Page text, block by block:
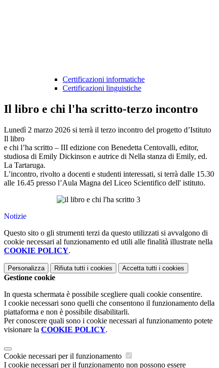
Certificazioni informatiche
Certificazioni linguistiche
Il libro e chi l'ha scritto-terzo incontro
Lunedì 2 marzo 2026 si terrà il terzo incontro del progetto d’Istituto
Il libro
e chi l’ha scritto – III edizione con Benedetta Centovalli, editor,
studiosa di Emily Dickinson e autrice di Nella stanza di Emily, ed.
La Tartaruga.
L’incontro, rivolto a docenti e studenti interessati, si terrà dalle 15.30
alle 16.45 presso l’Aula Magna del Liceo Scientifico dell' istituto.
Notizie
Questo sito o gli strumenti terzi da questo utilizzati si avvalgono di
cookie necessari al funzionamento ed utili alle finalità illustrate nella
COOKIE POLICY.
Personalizza Rifiuta tutti i cookies Accetta tutti i cookies
Gestione cookie
In questa schermata è possibile scegliere quali cookie consentire.
I cookie necessari sono quelli che consentono il funzionamento della
piattaforma e non è possibile disabilitarli.
Per conoscere quali sono i cookie necessari al funzionamento potete
visionare la COOKIE POLICY.
Cookie necessari per il funzionamento
I cookie necessari per il funzionamento non possono essere